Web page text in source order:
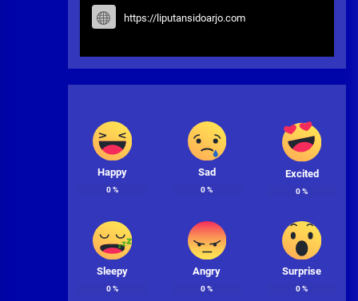
https://liputansidoarjo.com
Happy
0%
Sad
0%
Excited
0%
Sleepy
0%
Angry
0%
Surprise
0%